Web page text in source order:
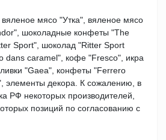
мясо "Утка", вяленое мясо
шоколадные конфеты "The
Sport", шоколад "Ritter Sport
dans caramel", кофе "Fresco", икра
"Gaea", конфеты "Ferrero
элементы декора. К сожалению, в
РФ некоторых производителей,
позиций по согласованию с